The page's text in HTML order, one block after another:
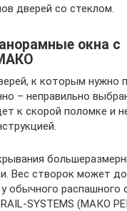
дверей со стеклом.
окна с
к которым нужно
– неправильно
к скорой поломке и
Вес створок может
у обычного распашного
RAIL-SYSTEMS (МАКО